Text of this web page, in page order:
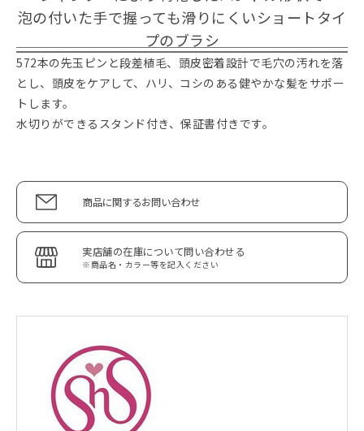
泡の付いた手で握っても滑りにくいショートタイ
プのブラシ
572本の先玉ピンと段差植毛、頭皮密着設計で毛穴の汚れを落
とし、頭皮をケアして、ハリ、コシのある健やかな髪をサポー
トします。
水切りができるスタンド付き、保証書付きです。
商品に関するお問い合わせ
実店舗の在庫について問い合わせる
※商品名・カラー等を記入ください